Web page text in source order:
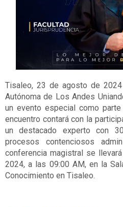
Tisaleo, 23 de agosto de
Autónoma de Los Andes
un evento especial como
encuentro contará con la
un destacado experto con
procesos contenciosos
conferencia magistral se
2024, a las 09:00 AM, en la
Conocimiento en Tisaleo.